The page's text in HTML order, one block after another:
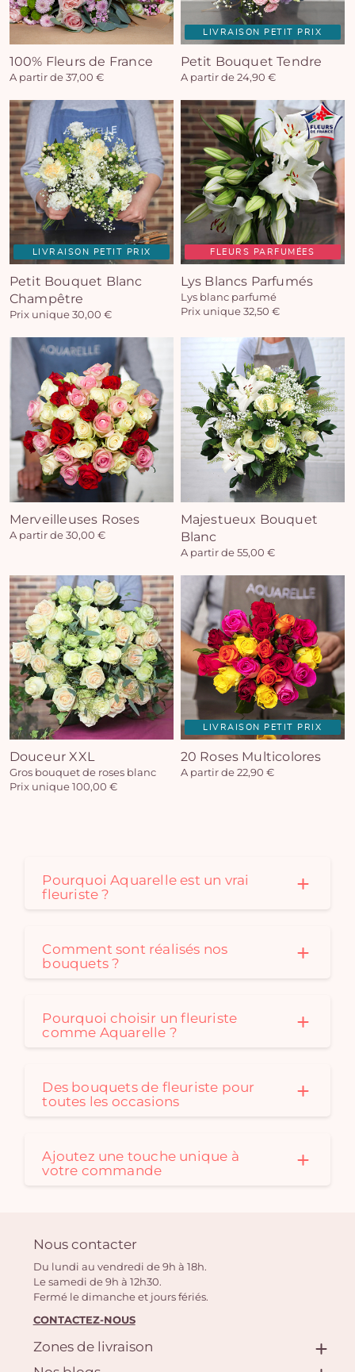
100% Fleurs de France
A partir de 37,00 €
LIVRAISON PETIT PRIX
Petit Bouquet Tendre
A partir de 24,90 €
LIVRAISON PETIT PRIX
Petit Bouquet Blanc
Champêtre
Prix unique 30,00 €
FLEURS PARFUMÉES
Lys Blancs Parfumés
Lys blanc parfumé
Prix unique 32,50 €
Merveilleuses Roses
A partir de 30,00 €
Majestueux Bouquet
Blanc
A partir de 55,00 €
Douceur XXL
Gros bouquet de roses blanc
Prix unique 100,00 €
LIVRAISON PETIT PRIX
20 Roses Multicolores
A partir de 22,90 €
Pourquoi Aquarelle est un vrai
fleuriste ?
Comment sont réalisés nos
bouquets ?
Pourquoi choisir un fleuriste
comme Aquarelle ?
Des bouquets de fleuriste pour
toutes les occasions
Ajoutez une touche unique à
votre commande
Nous contacter
Du lundi au vendredi de 9h à 18h.
Le samedi de 9h à 12h30.
Fermé le dimanche et jours fériés.
CONTACTEZ-NOUS
Zones de livraison